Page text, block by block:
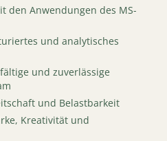
den Anwendungen des MS-
und analytisches
und zuverlässige
und Belastbarkeit
Kreativität und